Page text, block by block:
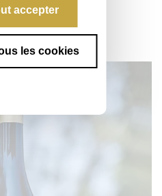
accepter
les cookies